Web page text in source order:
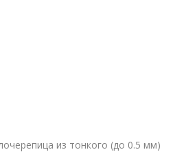
из тонкого (до 0.5 мм)